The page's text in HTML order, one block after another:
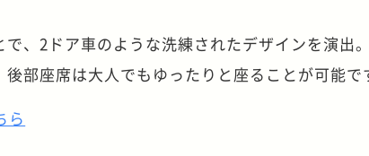
、2ドア車のような洗練されたデザインを演出
部座席は大人でもゆったりと座ることが可能で
ら